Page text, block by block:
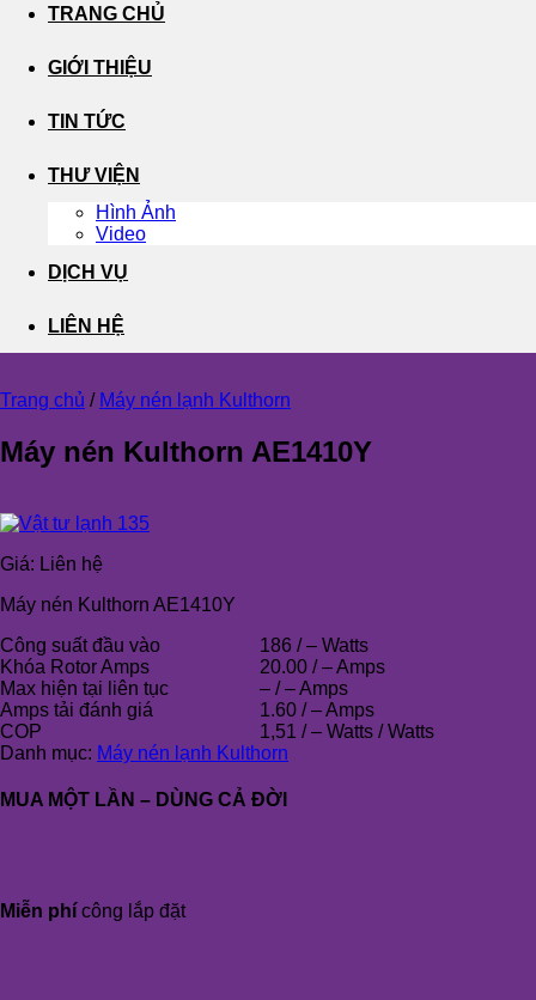
TRANG CHỦ
GIỚI THIỆU
TIN TỨC
THƯ VIỆN
Hình Ảnh
Video
DỊCH VỤ
LIÊN HỆ
Trang chủ / Máy nén lạnh Kulthorn
Máy nén Kulthorn AE1410Y
Giá: Liên hệ
Máy nén Kulthorn AE1410Y
Công suất đầu vào
186 / – Watts
Khóa Rotor Amps
20.00 / – Amps
Max hiện tại liên tục
– / – Amps
Amps tải đánh giá
1.60 / – Amps
COP
1,51 / – Watts / Watts
Danh mục: Máy nén lạnh Kulthorn
MUA MỘT LẦN – DÙNG CẢ ĐỜI
Miễn phí công lắp đặt